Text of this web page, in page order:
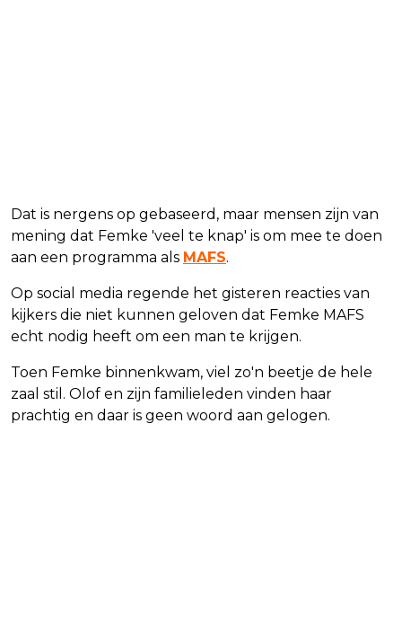
Dat is nergens op gebaseerd, maar mensen zijn van
mening dat Femke 'veel te knap' is om mee te doen
aan een programma als MAFS.
Op social media regende het gisteren reacties van
kijkers die niet kunnen geloven dat Femke MAFS
echt nodig heeft om een man te krijgen.
Toen Femke binnenkwam, viel zo'n beetje de hele
zaal stil. Olof en zijn familieleden vinden haar
prachtig en daar is geen woord aan gelogen.